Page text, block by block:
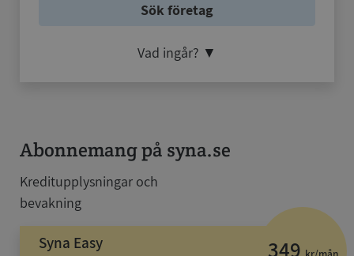
Sök företag
Vad ingår? ▼
Abonnemang på syna.se
Kreditupplysningar och
bevakning
349
Syna Easy